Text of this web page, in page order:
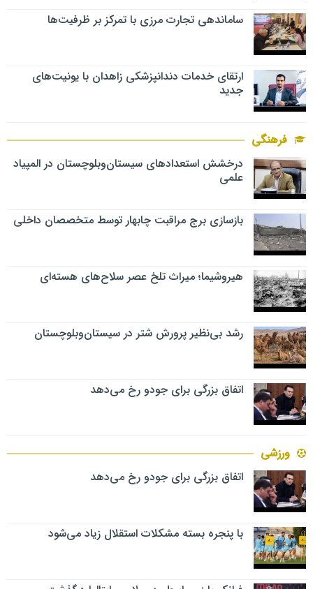
ساماندهی تجارت مرزی با تمرکز بر ظرفیت‌ها
ارتقای خدمات دندانپزشکی زاهدان با یونیت‌های
جدید
فرهنگی
درخشش استعدادهای سیستان‌وبلوچستان در المپیاد
علمی
بازسازی برج مراقبت چابهار توسط متخصصان داخلی
هیروشیما؛ میراث تلخ عصر سلاح‌های هسته‌ای
رشد بی‌نظیر پرورش شتر در سیستان‌وبلوچستان
اتفاق بزرگی برای جودو رخ می‌دهد
ورزشی
اتفاق بزرگی برای جودو رخ می‌دهد
با پنجره بسته مشکلات استقلال زیاد می‌شود